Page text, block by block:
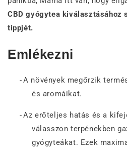
CBD gyógytea kiválasztásához
tippjét.
Emlékezni
-A növények megőrzik
és aromáikat.
-Az erőteljes hatás és a
válasszon terpénekben
gyógyteákat. Ezek